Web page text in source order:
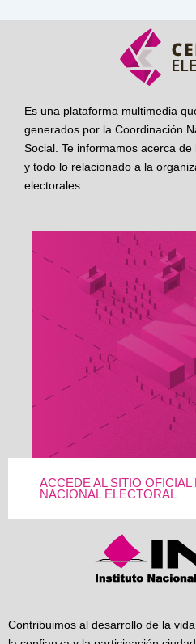
Es una plataforma multimedia
generados por la Coordinación
Social. Te informamos acerca
y todo lo relacionado a la
electorales
ACCEDE AL SITIO OFICIAL
NACIONAL ELECTORAL
Contribuimos al desarrollo de la